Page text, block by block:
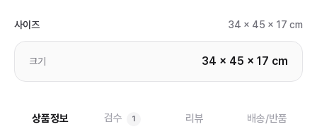
사이즈 34 x 45 x 17 cm
크기 34 x 45 x 17 cm
상품정보 검수 1 리뷰 배송/반품